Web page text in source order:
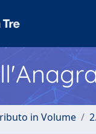
in Volume